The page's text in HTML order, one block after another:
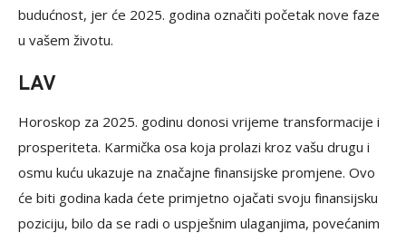
budućnost, jer će 2025. godina označiti početak nove faze
u vašem životu.
LAV
Horoskop za 2025. godinu donosi vrijeme transformacije i
prosperiteta. Karmička osa koja prolazi kroz vašu drugu i
osmu kuću ukazuje na značajne finansijske promjene. Ovo
će biti godina kada ćete primjetno ojačati svoju finansijsku
poziciju, bilo da se radi o uspješnim ulaganjima, povećanim